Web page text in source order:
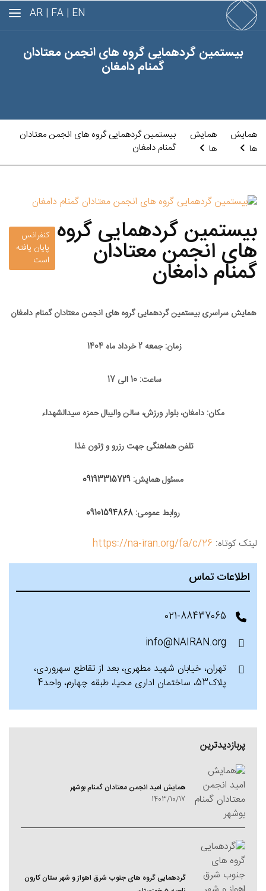
EN |
FA |
AR
بیستمین گردهمایی گروه های انجمن معتادان
گمنام دامغان
همایش
ها
همایش
ها
بیستمین گردهمایی گروه های انجمن معتادان
گمنام دامغان
بیستمین گردهمایی گروه
های انجمن معتادان
گمنام دامغان
کنفرانس
پایان یافته
است
همایش سراسری بیستمین گردهمایی گروه های انجمن معتادان گمنام دامغان
زمان: جمعه 2 خرداد ماه 1404
ساعت: 10 الی 17
مکان: دامغان، بلوار ورزش، سالن والیبال حمزه سیدالشهداء
تلفن هماهنگی جهت رزرو و ژتون غذا
مسئول همایش: 09193315729
روابط عمومی: 09101594868
لینک کوتاه: https://na-iran.org/fa/c/26
اطلاعات تماس
021-88437065
info@NAIRAN.org
تهران، خیابان شهید مطهری، بعد از تقاطع سهروردی،
پلاک53، ساختمان اداری محیا، طبقه چهارم، واحد4
پربازدیدترین
همایش امید انجمن معتادان گمنام بوشهر
1403/10/17
گردهمایی گروه های جنوب شرق اهواز و شهر ستان کارون